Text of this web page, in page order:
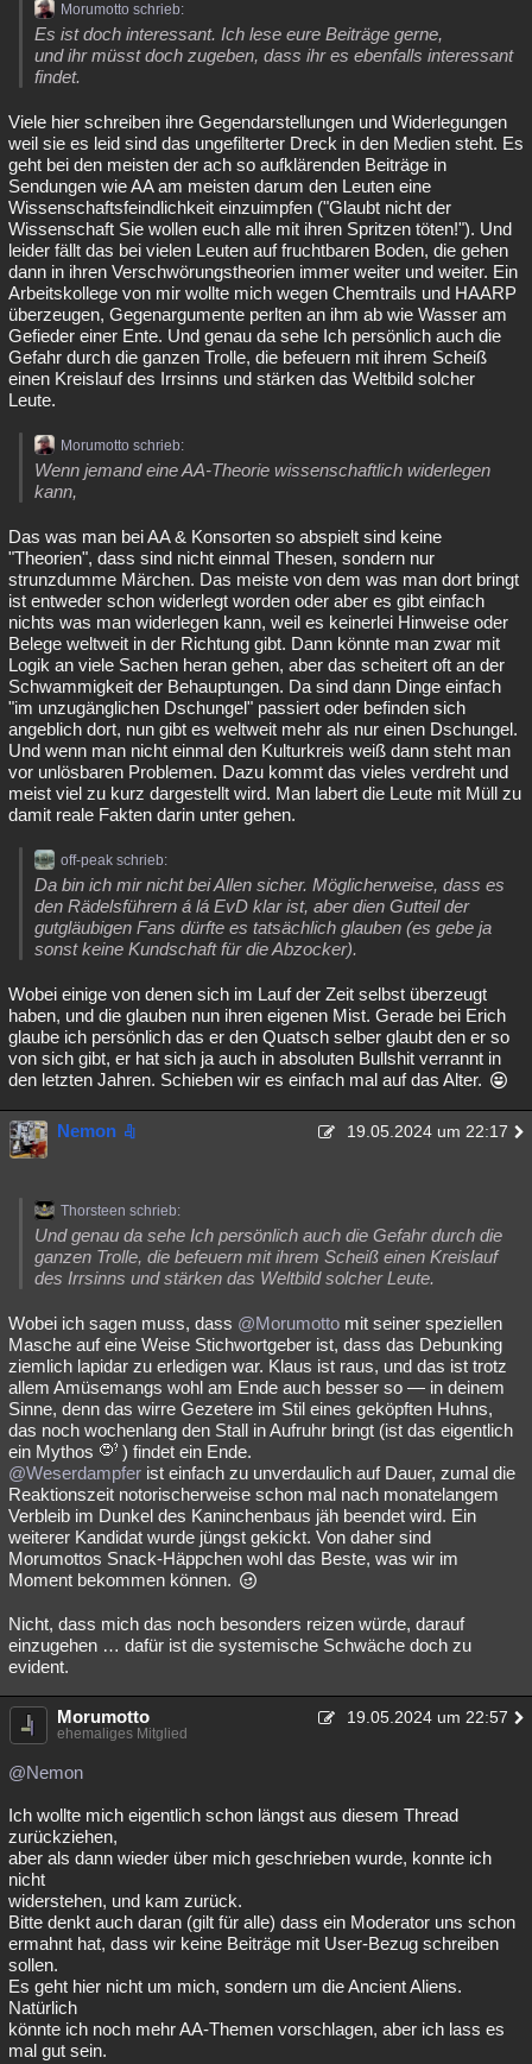
Morumotto schrieb:
Es ist doch interessant. Ich lese eure Beiträge gerne,
und ihr müsst doch zugeben, dass ihr es ebenfalls interessant
findet.
Viele hier schreiben ihre Gegendarstellungen und Widerlegungen
weil sie es leid sind das ungefilterter Dreck in den Medien steht. Es
geht bei den meisten der ach so aufklärenden Beiträge in
Sendungen wie AA am meisten darum den Leuten eine
Wissenschaftsfeindlichkeit einzuimpfen ("Glaubt nicht der
Wissenschaft Sie wollen euch alle mit ihren Spritzen töten!"). Und
leider fällt das bei vielen Leuten auf fruchtbaren Boden, die gehen
dann in ihren Verschwörungstheorien immer weiter und weiter. Ein
Arbeitskollege von mir wollte mich wegen Chemtrails und HAARP
überzeugen, Gegenargumente perlten an ihm ab wie Wasser am
Gefieder einer Ente. Und genau da sehe Ich persönlich auch die
Gefahr durch die ganzen Trolle, die befeuern mit ihrem Scheiß
einen Kreislauf des Irrsinns und stärken das Weltbild solcher
Leute.
Morumotto schrieb:
Wenn jemand eine AA-Theorie wissenschaftlich widerlegen
kann,
Das was man bei AA & Konsorten so abspielt sind keine
"Theorien", dass sind nicht einmal Thesen, sondern nur
strunzdumme Märchen. Das meiste von dem was man dort bringt
ist entweder schon widerlegt worden oder aber es gibt einfach
nichts was man widerlegen kann, weil es keinerlei Hinweise oder
Belege weltweit in der Richtung gibt. Dann könnte man zwar mit
Logik an viele Sachen heran gehen, aber das scheitert oft an der
Schwammigkeit der Behauptungen. Da sind dann Dinge einfach
"im unzugänglichen Dschungel" passiert oder befinden sich
angeblich dort, nun gibt es weltweit mehr als nur einen Dschungel.
Und wenn man nicht einmal den Kulturkreis weiß dann steht man
vor unlösbaren Problemen. Dazu kommt das vieles verdreht und
meist viel zu kurz dargestellt wird. Man labert die Leute mit Müll zu
damit reale Fakten darin unter gehen.
off-peak schrieb:
Da bin ich mir nicht bei Allen sicher. Möglicherweise, dass es
den Rädelsführern á lá EvD klar ist, aber dien Gutteil der
gutgläubigen Fans dürfte es tatsächlich glauben (es gebe ja
sonst keine Kundschaft für die Abzocker).
Wobei einige von denen sich im Lauf der Zeit selbst überzeugt
haben, und die glauben nun ihren eigenen Mist. Gerade bei Erich
glaube ich persönlich das er den Quatsch selber glaubt den er so
von sich gibt, er hat sich ja auch in absoluten Bullshit verrannt in
den letzten Jahren. Schieben wir es einfach mal auf das Alter.
Nemon 19.05.2024 um 22:17
Thorsteen schrieb:
Und genau da sehe Ich persönlich auch die Gefahr durch die
ganzen Trolle, die befeuern mit ihrem Scheiß einen Kreislauf
des Irrsinns und stärken das Weltbild solcher Leute.
Wobei ich sagen muss, dass @Morumotto mit seiner speziellen
Masche auf eine Weise Stichwortgeber ist, dass das Debunking
ziemlich lapidar zu erledigen war. Klaus ist raus, und das ist trotz
allem Amüsemangs wohl am Ende auch besser so — in deinem
Sinne, denn das wirre Gezetere im Stil eines geköpften Huhns,
das noch wochenlang den Stall in Aufruhr bringt (ist das eigentlich
ein Mythos
) findet ein Ende.
@Weserdampfer ist einfach zu unverdaulich auf Dauer, zumal die
Reaktionszeit notorischerweise schon mal nach monatelangem
Verbleib im Dunkel des Kaninchenbaus jäh beendet wird. Ein
weiterer Kandidat wurde jüngst gekickt. Von daher sind
Morumottos Snack-Häppchen wohl das Beste, was wir im
Moment bekommen können.
Nicht, dass mich das noch besonders reizen würde, darauf
einzugehen … dafür ist die systemische Schwäche doch zu
evident.
Morumotto 19.05.2024 um 22:57
ehemaliges Mitglied
@Nemon
Ich wollte mich eigentlich schon längst aus diesem Thread
zurückziehen,
aber als dann wieder über mich geschrieben wurde, konnte ich
nicht
widerstehen, und kam zurück.
Bitte denkt auch daran (gilt für alle) dass ein Moderator uns schon
ermahnt hat, dass wir keine Beiträge mit User-Bezug schreiben
sollen.
Es geht hier nicht um mich, sondern um die Ancient Aliens.
Natürlich
könnte ich noch mehr AA-Themen vorschlagen, aber ich lass es
mal gut sein.